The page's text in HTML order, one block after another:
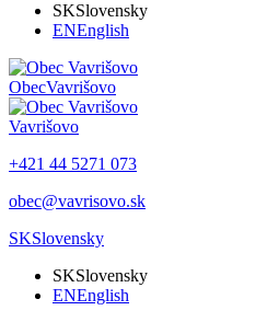
SKSlovensky
ENEnglish
ObecVavrišovo
Vavrišovo
+421 44 5271 073
obec@vavrisovo.sk
SKSlovensky
SKSlovensky
ENEnglish